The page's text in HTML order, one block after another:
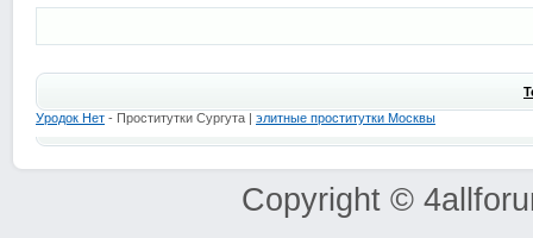
Уродок Нет - Проститутки Сургута | элитные проститутки Москвы
Copyright ©